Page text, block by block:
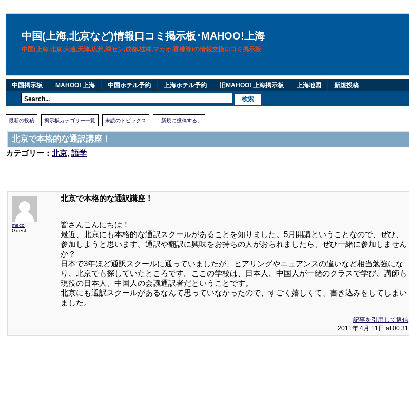
中国(上海,北京など)情報口コミ掲示板･MAHOO!上海
中国(上海,北京,大連,天津,広州,深セン,成都,桂林,マカオ,香港等)の情報交換口コミ掲示板
中国掲示板 MAHOO! 上海 中国ホテル予約 上海ホテル予約 旧MAHOO! 上海掲示板 上海地図 新規投稿
最新の投稿 掲示板カテゴリー一覧 未読のトピックス 新規に投稿する。
北京で本格的な通訳講座！
カテゴリー： 北京, 語学
meco
Guest
北京で本格的な通訳講座！
皆さんこんにちは！
最近、北京にも本格的な通訳スクールがあることを知りました。5月開講ということなので、ぜひ、
参加しようと思います。通訳や翻訳に興味をお持ちの人がおられましたら、ぜひ一緒に参加しません
か？
日本で3年ほど通訳スクールに通っていましたが、ヒアリングやニュアンスの違いなど相当勉強にな
り、北京でも探していたところです。ここの学校は、日本人、中国人が一緒のクラスで学び、講師も
現役の日本人、中国人の会議通訳者だということです。
北京にも通訳スクールがあるなんて思っていなかったので、すごく嬉しくて、書き込みをしてしまい
ました。
記事を引用して返信
2011年 4月 11日 at 00:31